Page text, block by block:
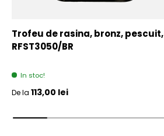
Trofeu de rasina, bronz, pescuit,
RFST3050/BR
In stoc!
Pret initial
De la 113,00 lei